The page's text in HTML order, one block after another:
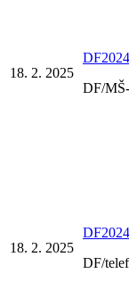
18. 2. 2025
DF/
18. 2. 2025
DF/